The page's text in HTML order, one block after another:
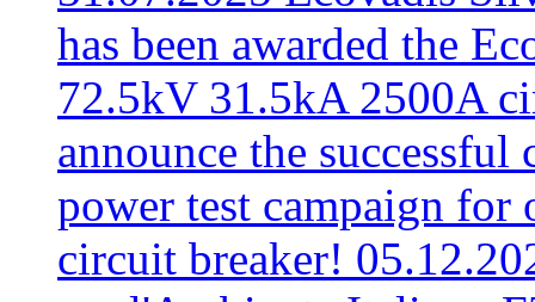
has been awarded the
72.5kV 31.5kA 2500A
announce the
power test campaign
circuit breaker!